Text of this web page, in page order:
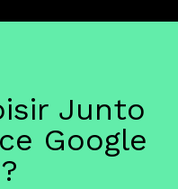
Junto
Google